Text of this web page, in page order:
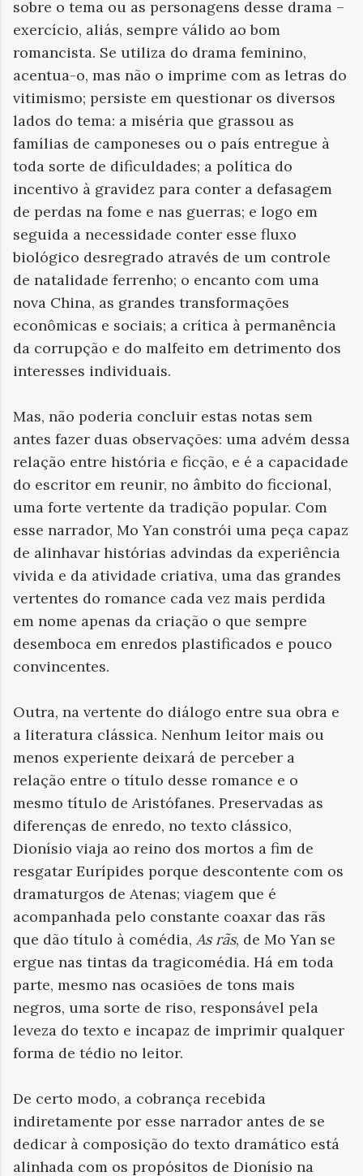
sobre o tema ou as personagens desse drama –
exercício, aliás, sempre válido ao bom
romancista. Se utiliza do drama feminino,
acentua-o, mas não o imprime com as letras do
vitimismo; persiste em questionar os diversos
lados do tema: a miséria que grassou as
famílias de camponeses ou o país entregue à
toda sorte de dificuldades; a política do
incentivo à gravidez para conter a defasagem
de perdas na fome e nas guerras; e logo em
seguida a necessidade conter esse fluxo
biológico desregrado através de um controle
de natalidade ferrenho; o encanto com uma
nova China, as grandes transformações
econômicas e sociais; a crítica à permanência
da corrupção e do malfeito em detrimento dos
interesses individuais.
Mas, não poderia concluir estas notas sem
antes fazer duas observações: uma advém dessa
relação entre história e ficção, e é a capacidade
do escritor em reunir, no âmbito do ficcional,
uma forte vertente da tradição popular. Com
esse narrador, Mo Yan constrói uma peça capaz
de alinhavar histórias advindas da experiência
vivida e da atividade criativa, uma das grandes
vertentes do romance cada vez mais perdida
em nome apenas da criação o que sempre
desemboca em enredos plastificados e pouco
convincentes.
Outra, na vertente do diálogo entre sua obra e
a literatura clássica. Nenhum leitor mais ou
menos experiente deixará de perceber a
relação entre o título desse romance e o
mesmo título de Aristófanes. Preservadas as
diferenças de enredo, no texto clássico,
Dionísio viaja ao reino dos mortos a fim de
resgatar Eurípides porque descontente com os
dramaturgos de Atenas; viagem que é
acompanhada pelo constante coaxar das rãs
que dão título à comédia, As rãs, de Mo Yan se
ergue nas tintas da tragicomédia. Há em toda
parte, mesmo nas ocasiões de tons mais
negros, uma sorte de riso, responsável pela
leveza do texto e incapaz de imprimir qualquer
forma de tédio no leitor.
De certo modo, a cobrança recebida
indiretamente por esse narrador antes de se
dedicar à composição do texto dramático está
alinhada com os propósitos de Dionísio na